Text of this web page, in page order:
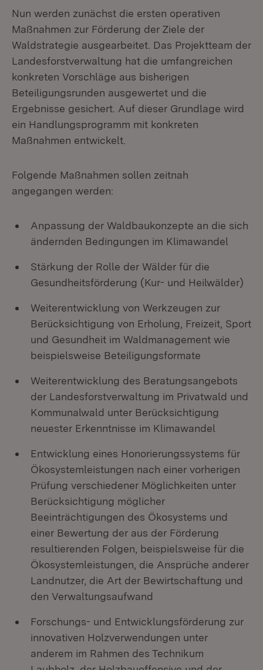
Nun werden zunächst die ersten operativen
Maßnahmen zur Förderung der Ziele der
Waldstrategie ausgearbeitet. Das Projektteam der
Landesforstverwaltung hat die umfangreichen
konkreten Vorschläge aus bisherigen
Beteiligungsrunden ausgewertet und die
Ergebnisse gesichert. Auf dieser Grundlage wird
ein Handlungsprogramm mit konkreten
Maßnahmen entwickelt.
Folgende Maßnahmen sollen zeitnah
angegangen werden:
Anpassung der Waldbaukonzepte an die sich
ändernden Bedingungen im Klimawandel
Stärkung der Rolle der Wälder für die
Gesundheitsförderung (Kur- und Heilwälder)
Weiterentwicklung von Werkzeugen zur
Berücksichtigung von Erholung, Freizeit, Sport
und Gesundheit im Waldmanagement wie
beispielsweise Beteiligungsformate
Weiterentwicklung des Beratungsangebots
der Landesforstverwaltung im Privatwald und
Kommunalwald unter Berücksichtigung
neuester Erkenntnisse im Klimawandel
Entwicklung eines Honorierungssystems für
Ökosystemleistungen nach einer vorherigen
Prüfung verschiedener Möglichkeiten unter
Berücksichtigung möglicher
Beeinträchtigungen des Ökosystems und
einer Bewertung der aus der Förderung
resultierenden Folgen, beispielsweise für die
Ökosystemleistungen, die Ansprüche anderer
Landnutzer, die Art der Bewirtschaftung und
den Verwaltungsaufwand
Forschungs- und Entwicklungsförderung zur
innovativen Holzverwendungen unter
anderem im Rahmen des Technikum